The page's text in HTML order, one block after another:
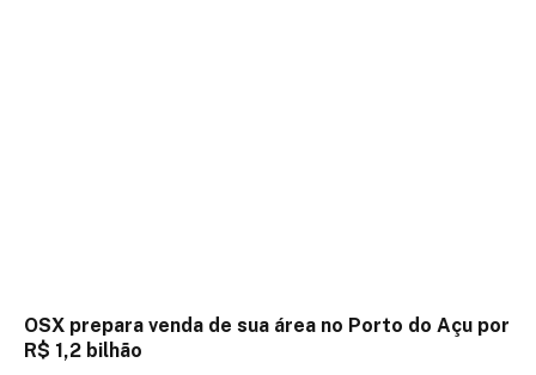
OSX prepara venda de sua área no Porto do Açu por
R$ 1,2 bilhão